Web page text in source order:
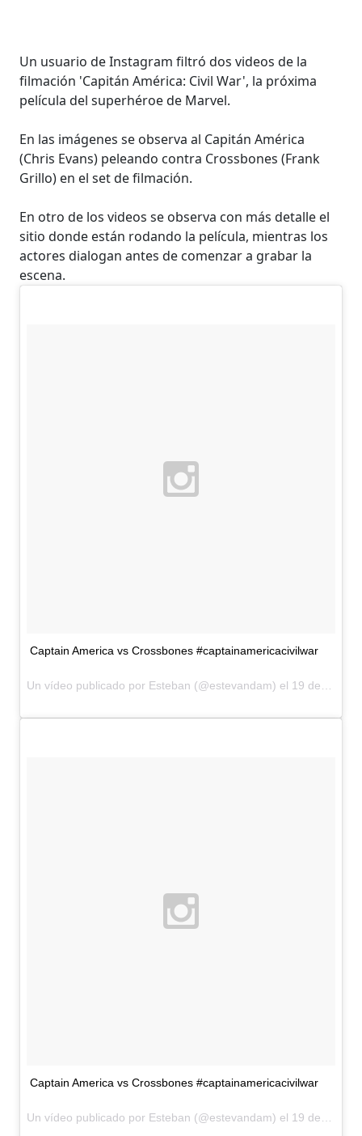
Un usuario de Instagram filtró dos videos de la
filmación 'Capitán América: Civil War', la próxima
película del superhéroe de Marvel.
En las imágenes se observa al Capitán América
(Chris Evans) peleando contra Crossbones (Frank
Grillo) en el set de filmación.
En otro de los videos se observa con más detalle el
sitio donde están rodando la película, mientras los
actores dialogan antes de comenzar a grabar la
escena.
Captain America vs Crossbones #captainamericacivilwar
Un vídeo publicado por Esteban (@estevandam) el 19 de May de 2015 a la(s) 4:45 PDT
Captain America vs Crossbones #captainamericacivilwar
Un vídeo publicado por Esteban (@estevandam) el 19 de May de 2015 a la(s) 4:29 PDT